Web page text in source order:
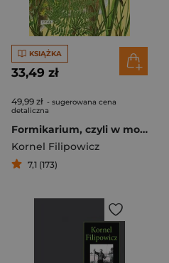
KSIĄŻKA
33,49 zł
49,99 zł - sugerowana cena
detaliczna
Formikarium, czyli w moim świecie mrówek. Opowiadania
Kornel Filipowicz
7,1 (173)